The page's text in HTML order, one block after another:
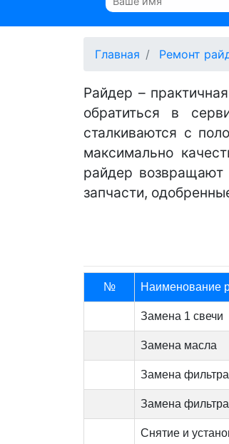
Главная Ремонт
Райдер –
обратиться в
сталкиваются с
максимально
райдер возвращают
запчасти,
№ Наименование
Замена 1 свечи
Замена масла
Замена
Замена
Снятие и